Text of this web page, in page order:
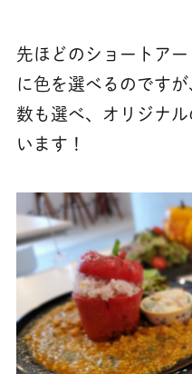
先ほどのショートア
に色を選べるのです
数も選べ、オリジナ
います！